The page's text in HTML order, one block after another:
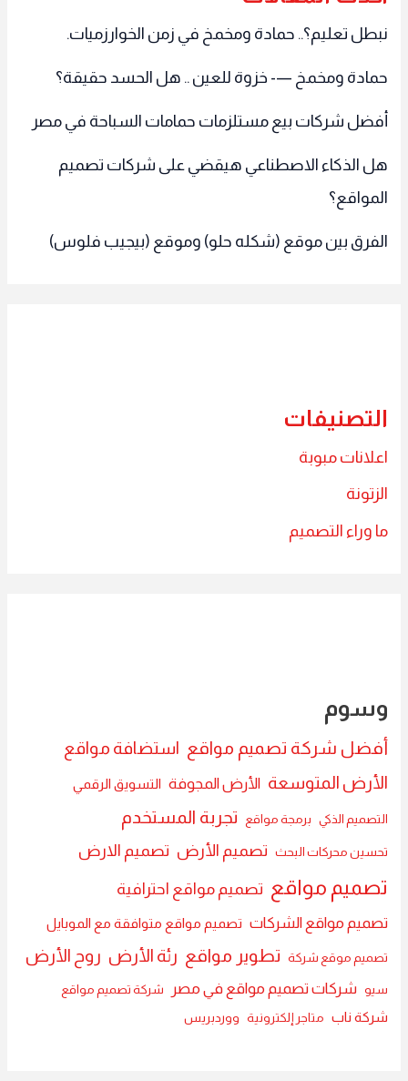
نبطل تعليم؟.. حمادة ومخمخ في زمن الخوارزميات.
حمادة ومخمخ —- خزوة للعين .. هل الحسد حقيقة؟
أفضل شركات بيع مستلزمات حمامات السباحة في مصر
هل الذكاء الاصطناعي هيقضي على شركات تصميم
المواقع؟
الفرق بين موقع (شكله حلو) وموقع (بيجيب فلوس)
التصنيفات
اعلانات مبوبة
الزتونة
ما وراء التصميم
وسوم
أفضل شركة تصميم مواقع استضافة مواقع
الأرض المتوسعة الأرض المجوفة التسويق الرقمي
التصميم الذكي برمجة مواقع تجربة المستخدم
تحسين محركات البحث تصميم الأرض تصميم الارض
تصميم مواقع تصميم مواقع احترافية
تصميم مواقع الشركات تصميم مواقع متوافقة مع الموبايل
تصميم موقع شركة تطوير مواقع رئة الأرض روح الأرض
سيو شركات تصميم مواقع في مصر شركة تصميم مواقع
شركة ناب متاجر إلكترونية ووردبريس